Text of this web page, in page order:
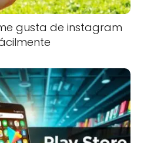
gusta de instagram